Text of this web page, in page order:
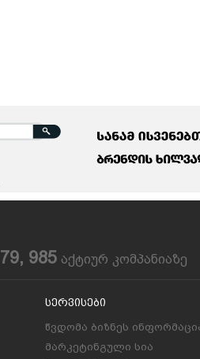
79, 985 აქტიურ კომპანიაზე
Სერვისები
წვდომა ბიზნეს
მარკეტინგული სია